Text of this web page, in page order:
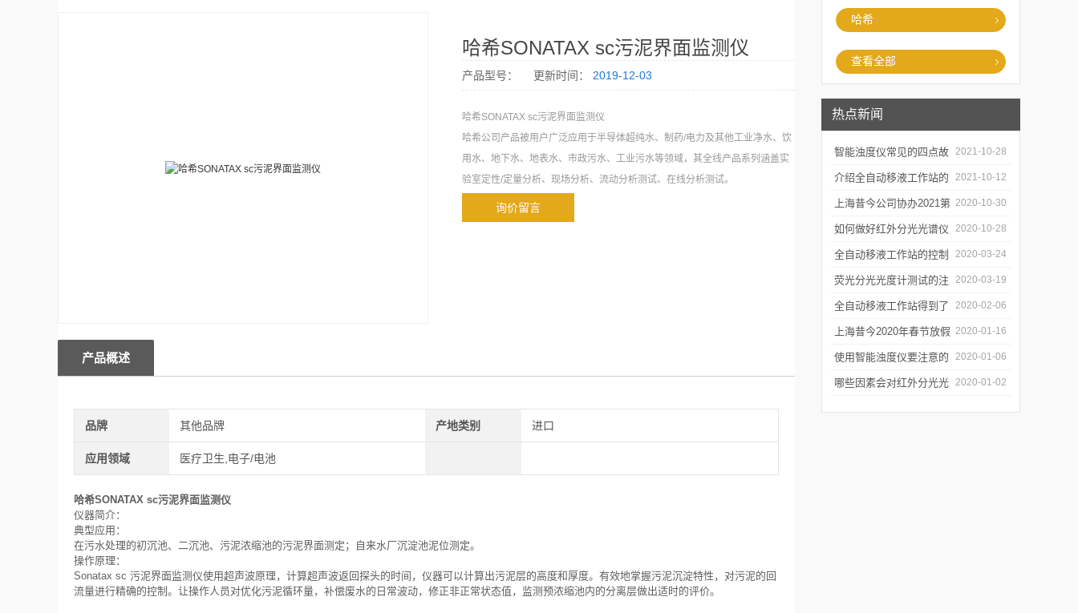
哈希
查看全部
热点新闻
智能浊度仪常见的四点故
障
2021-10-28
介绍全自动移液工作站的
三种移液方式
2021-10-12
上海昔今公司协办2021第
二届上海沪助科研圈发展
年会
2020-10-30
如何做好红外分光光谱仪
的防潮工作
2020-10-28
全自动移液工作站的控制
软件有哪些特点
2020-03-24
荧光分光光度计测试的注
意事项有哪些
2020-03-19
全自动移液工作站得到了
广泛的应用
2020-02-06
上海昔今2020年春节放假
通知
2020-01-16
使用智能浊度仪要注意的
几个要点
2020-01-06
哪些因素会对红外分光光 2020-01-02
哈希SONATAX sc污泥界面监测仪
产品型号： 更新时间： 2019-12-03
哈希SONATAX sc污泥界面监测仪
哈希公司产品被用户广泛应用于半导体超纯水、制药/电力及其他工业净水、饮
用水、地下水、地表水、市政污水、工业污水等领域，其全线产品系列涵盖实
验室定性/定量分析、现场分析、流动分析测试、在线分析测试。
询价留言
产品概述
品牌 其他品牌 产地类别 进口
应用领域 医疗卫生,电子/电池
哈希SONATAX sc污泥界面监测仪
仪器简介：
典型应用：
在污水处理的初沉池、二沉池、污泥浓缩池的污泥界面测定；自来水厂沉淀池泥位测定。
操作原理：
Sonatax sc 污泥界面监测仪使用超声波原理，计算超声波返回探头的时间，仪器可以计算出污泥层的高度和厚度。有效地掌握污泥沉淀特性，对污泥的回
流量进行精确的控制。让操作人员对优化污泥循环量，补偿废水的日常波动，修正非正常状态值，监测预浓缩池内的分离层做出适时的评价。